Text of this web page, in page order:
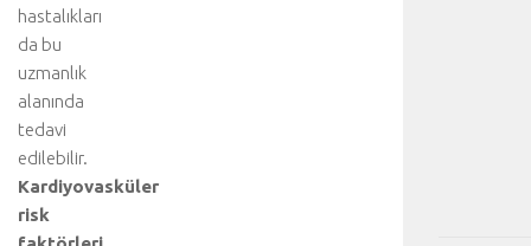
hastalıkları
da bu
uzmanlık
alanında
tedavi
edilebilir.
Kardiyovasküler
risk